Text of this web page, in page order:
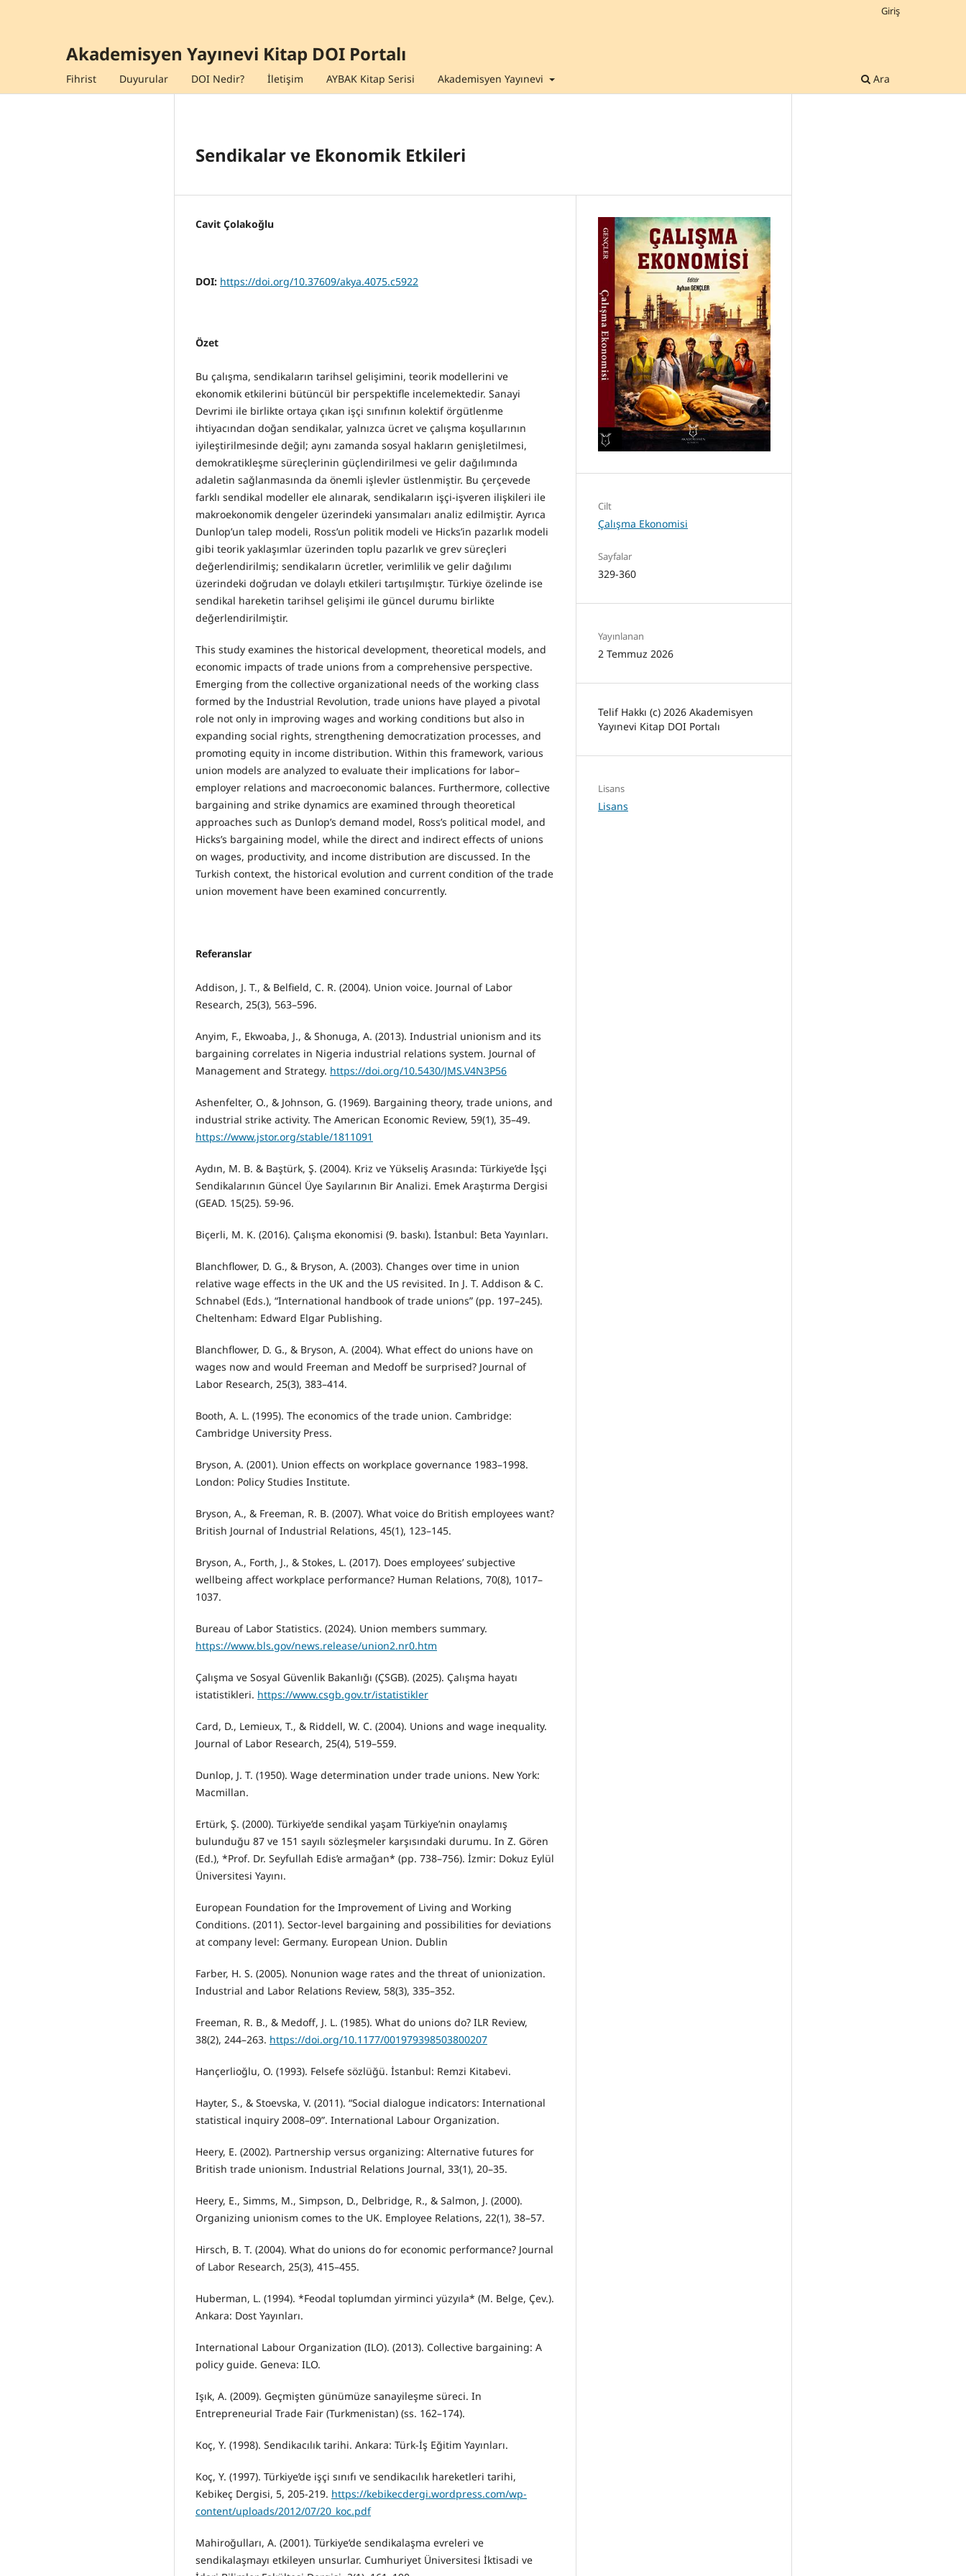
Akademisyen Yayınevi Kitap DOI Portalı
Fihrist Duyurular DOI Nedir? İletişim AYBAK Kitap Serisi Akademisyen Yayınevi Ara
Giriş
Sendikalar ve Ekonomik Etkileri
Cavit Çolakoğlu
DOI: https://doi.org/10.37609/akya.4075.c5922
Özet
Bu çalışma, sendikaların tarihsel gelişimini, teorik modellerini ve
ekonomik etkilerini bütüncül bir perspektifle incelemektedir. Sanayi
Devrimi ile birlikte ortaya çıkan işçi sınıfının kolektif örgütlenme
ihtiyacından doğan sendikalar, yalnızca ücret ve çalışma koşullarının
iyileştirilmesinde değil; aynı zamanda sosyal hakların genişletilmesi,
demokratikleşme süreçlerinin güçlendirilmesi ve gelir dağılımında
adaletin sağlanmasında da önemli işlevler üstlenmiştir. Bu çerçevede
farklı sendikal modeller ele alınarak, sendikaların işçi-işveren ilişkileri ile
makroekonomik dengeler üzerindeki yansımaları analiz edilmiştir. Ayrıca
Dunlop’un talep modeli, Ross’un politik modeli ve Hicks’in pazarlık modeli
gibi teorik yaklaşımlar üzerinden toplu pazarlık ve grev süreçleri
değerlendirilmiş; sendikaların ücretler, verimlilik ve gelir dağılımı
üzerindeki doğrudan ve dolaylı etkileri tartışılmıştır. Türkiye özelinde ise
sendikal hareketin tarihsel gelişimi ile güncel durumu birlikte
değerlendirilmiştir.
This study examines the historical development, theoretical models, and
economic impacts of trade unions from a comprehensive perspective.
Emerging from the collective organizational needs of the working class
formed by the Industrial Revolution, trade unions have played a pivotal
role not only in improving wages and working conditions but also in
expanding social rights, strengthening democratization processes, and
promoting equity in income distribution. Within this framework, various
union models are analyzed to evaluate their implications for labor–
employer relations and macroeconomic balances. Furthermore, collective
bargaining and strike dynamics are examined through theoretical
approaches such as Dunlop’s demand model, Ross’s political model, and
Hicks’s bargaining model, while the direct and indirect effects of unions
on wages, productivity, and income distribution are discussed. In the
Turkish context, the historical evolution and current condition of the trade
union movement have been examined concurrently.
Referanslar
Addison, J. T., & Belfield, C. R. (2004). Union voice. Journal of Labor
Research, 25(3), 563–596.
Anyim, F., Ekwoaba, J., & Shonuga, A. (2013). Industrial unionism and its
bargaining correlates in Nigeria industrial relations system. Journal of
Management and Strategy. https://doi.org/10.5430/JMS.V4N3P56
Ashenfelter, O., & Johnson, G. (1969). Bargaining theory, trade unions, and
industrial strike activity. The American Economic Review, 59(1), 35–49.
https://www.jstor.org/stable/1811091
Aydın, M. B. & Baştürk, Ş. (2004). Kriz ve Yükseliş Arasında: Türkiye’de İşçi
Sendikalarının Güncel Üye Sayılarının Bir Analizi. Emek Araştırma Dergisi
(GEAD. 15(25). 59-96.
Biçerli, M. K. (2016). Çalışma ekonomisi (9. baskı). İstanbul: Beta Yayınları.
Blanchflower, D. G., & Bryson, A. (2003). Changes over time in union
relative wage effects in the UK and the US revisited. In J. T. Addison & C.
Schnabel (Eds.), “International handbook of trade unions” (pp. 197–245).
Cheltenham: Edward Elgar Publishing.
Blanchflower, D. G., & Bryson, A. (2004). What effect do unions have on
wages now and would Freeman and Medoff be surprised? Journal of
Labor Research, 25(3), 383–414.
Booth, A. L. (1995). The economics of the trade union. Cambridge:
Cambridge University Press.
Bryson, A. (2001). Union effects on workplace governance 1983–1998.
London: Policy Studies Institute.
Bryson, A., & Freeman, R. B. (2007). What voice do British employees want?
British Journal of Industrial Relations, 45(1), 123–145.
Bryson, A., Forth, J., & Stokes, L. (2017). Does employees’ subjective
wellbeing affect workplace performance? Human Relations, 70(8), 1017–
1037.
Bureau of Labor Statistics. (2024). Union members summary.
https://www.bls.gov/news.release/union2.nr0.htm
Çalışma ve Sosyal Güvenlik Bakanlığı (ÇSGB). (2025). Çalışma hayatı
istatistikleri. https://www.csgb.gov.tr/istatistikler
Card, D., Lemieux, T., & Riddell, W. C. (2004). Unions and wage inequality.
Journal of Labor Research, 25(4), 519–559.
Dunlop, J. T. (1950). Wage determination under trade unions. New York:
Macmillan.
Ertürk, Ş. (2000). Türkiye’de sendikal yaşam Türkiye’nin onaylamış
bulunduğu 87 ve 151 sayılı sözleşmeler karşısındaki durumu. In Z. Gören
(Ed.), *Prof. Dr. Seyfullah Edis’e armağan* (pp. 738–756). İzmir: Dokuz Eylül
Üniversitesi Yayını.
European Foundation for the Improvement of Living and Working
Conditions. (2011). Sector-level bargaining and possibilities for deviations
at company level: Germany. European Union. Dublin
Farber, H. S. (2005). Nonunion wage rates and the threat of unionization.
Industrial and Labor Relations Review, 58(3), 335–352.
Freeman, R. B., & Medoff, J. L. (1985). What do unions do? ILR Review,
38(2), 244–263. https://doi.org/10.1177/001979398503800207
Hançerlioğlu, O. (1993). Felsefe sözlüğü. İstanbul: Remzi Kitabevi.
Hayter, S., & Stoevska, V. (2011). “Social dialogue indicators: International
statistical inquiry 2008–09”. International Labour Organization.
Heery, E. (2002). Partnership versus organizing: Alternative futures for
British trade unionism. Industrial Relations Journal, 33(1), 20–35.
Heery, E., Simms, M., Simpson, D., Delbridge, R., & Salmon, J. (2000).
Organizing unionism comes to the UK. Employee Relations, 22(1), 38–57.
Hirsch, B. T. (2004). What do unions do for economic performance? Journal
of Labor Research, 25(3), 415–455.
Huberman, L. (1994). *Feodal toplumdan yirminci yüzyıla* (M. Belge, Çev.).
Ankara: Dost Yayınları.
International Labour Organization (ILO). (2013). Collective bargaining: A
policy guide. Geneva: ILO.
Işık, A. (2009). Geçmişten günümüze sanayileşme süreci. In
Entrepreneurial Trade Fair (Turkmenistan) (ss. 162–174).
Koç, Y. (1998). Sendikacılık tarihi. Ankara: Türk-İş Eğitim Yayınları.
Koç, Y. (1997). Türkiye’de işçi sınıfı ve sendikacılık hareketleri tarihi,
Kebikeç Dergisi, 5, 205-219. https://kebikecdergi.wordpress.com/wp-
content/uploads/2012/07/20_koc.pdf
Mahiroğulları, A. (2001). Türkiye’de sendikalaşma evreleri ve
sendikalaşmayı etkileyen unsurlar. Cumhuriyet Üniversitesi İktisadi ve
Cilt
Çalışma Ekonomisi
Sayfalar
329-360
Yayınlanan
2 Temmuz 2026
Telif Hakkı (c) 2026 Akademisyen
Yayınevi Kitap DOI Portalı
Lisans
Lisans